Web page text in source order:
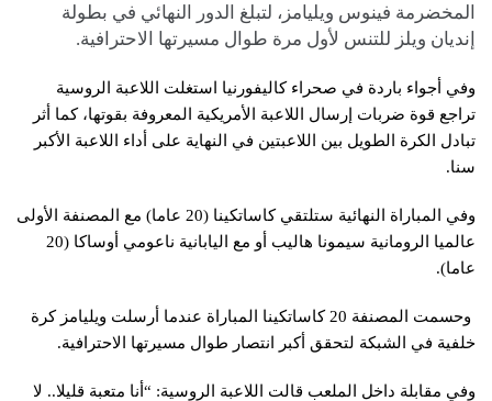
المخضرمة فينوس ويليامز، لتبلغ الدور النهائي في بطولة
إنديان ويلز للتنس لأول مرة طوال مسيرتها الاحترافية.
وفي أجواء باردة في صحراء كاليفورنيا استغلت اللاعبة الروسية
تراجع قوة ضربات إرسال اللاعبة الأمريكية المعروفة بقوتها، كما أثر
تبادل الكرة الطويل بين اللاعبتين في النهاية على أداء اللاعبة الأكبر
سنا.
وفي المباراة النهائية ستلتقي كاساتكينا (20 عاما) مع المصنفة الأولى
عالميا الرومانية سيمونا هاليب أو مع اليابانية ناعومي أوساكا (20
عاما).
وحسمت المصنفة 20 كاساتكينا المباراة عندما أرسلت ويليامز كرة
خلفية في الشبكة لتحقق أكبر انتصار طوال مسيرتها الاحترافية.
وفي مقابلة داخل الملعب قالت اللاعبة الروسية: “أنا متعبة قليلا.. لا